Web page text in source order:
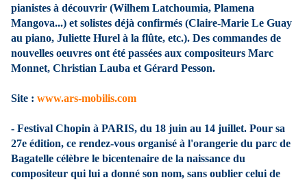
pianistes à découvrir (Wilhem Latchoumia, Plamena
Mangova...) et solistes déjà confirmés (Claire-Marie Le Guay
au piano, Juliette Hurel à la flûte, etc.). Des commandes de
nouvelles oeuvres ont été passées aux compositeurs Marc
Monnet, Christian Lauba et Gérard Pesson.
Site : www.ars-mobilis.com
- Festival Chopin à PARIS, du 18 juin au 14 juillet. Pour sa
27e édition, ce rendez-vous organisé à l'orangerie du parc de
Bagatelle célèbre le bicentenaire de la naissance du
compositeur qui lui a donné son nom, sans oublier celui de